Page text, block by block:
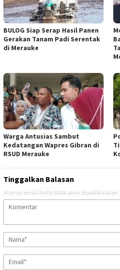
BULOG Siap Serap Hasil Panen
Gerakan Tanam Padi Serentak
di Merauke
Warga Antusias Sambut
Kedatangan Wapres Gibran di
RSUD Merauke
Tinggalkan Balasan
Alamat email Anda tidak akan dipublikasikan.